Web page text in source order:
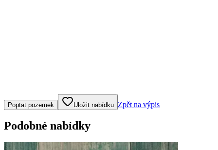
Klepněte nebo klikněte pro ovládání mapy
Poptat pozemek Uložit nabídku Zpět na výpis
Podobné nabídky